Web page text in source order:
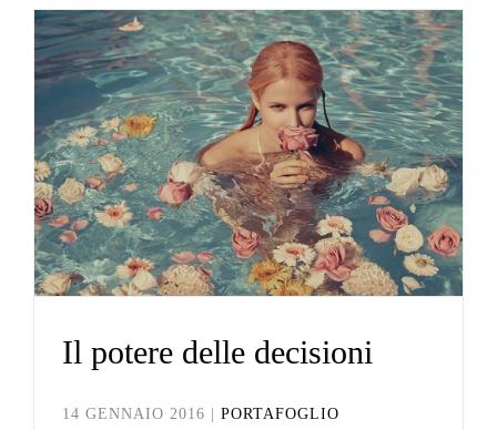
Il potere delle decisioni
Portafoglio
Il potere delle decisioni
14 GENNAIO 2016 PORTAFOGLIO